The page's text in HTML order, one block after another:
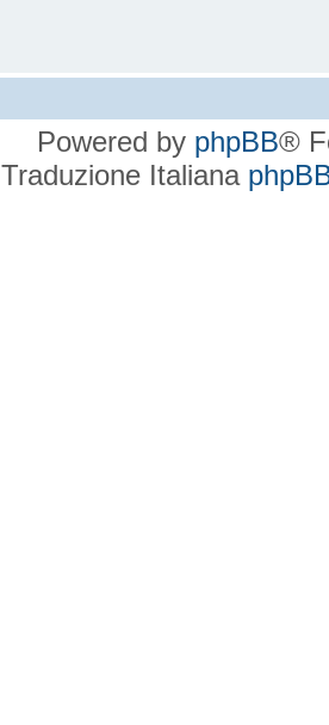
Powered by phpBB®
Traduzione Italiana